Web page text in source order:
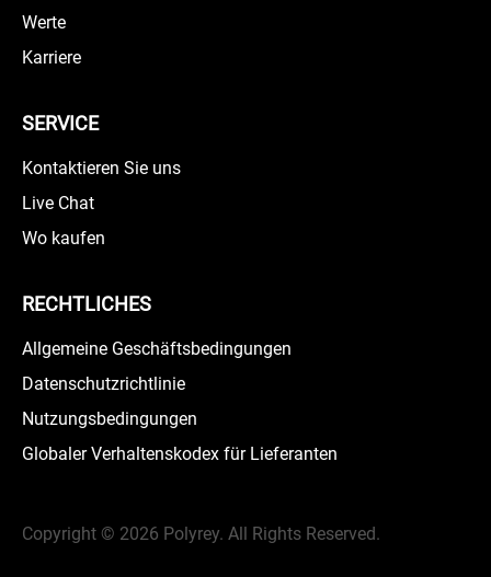
Werte
Karriere
SERVICE
Kontaktieren Sie uns
Live Chat
Wo kaufen
RECHTLICHES
Allgemeine Geschäftsbedingungen
Datenschutzrichtlinie
Nutzungsbedingungen
Globaler Verhaltenskodex für Lieferanten
Copyright © 2026 Polyrey. All Rights Reserved.